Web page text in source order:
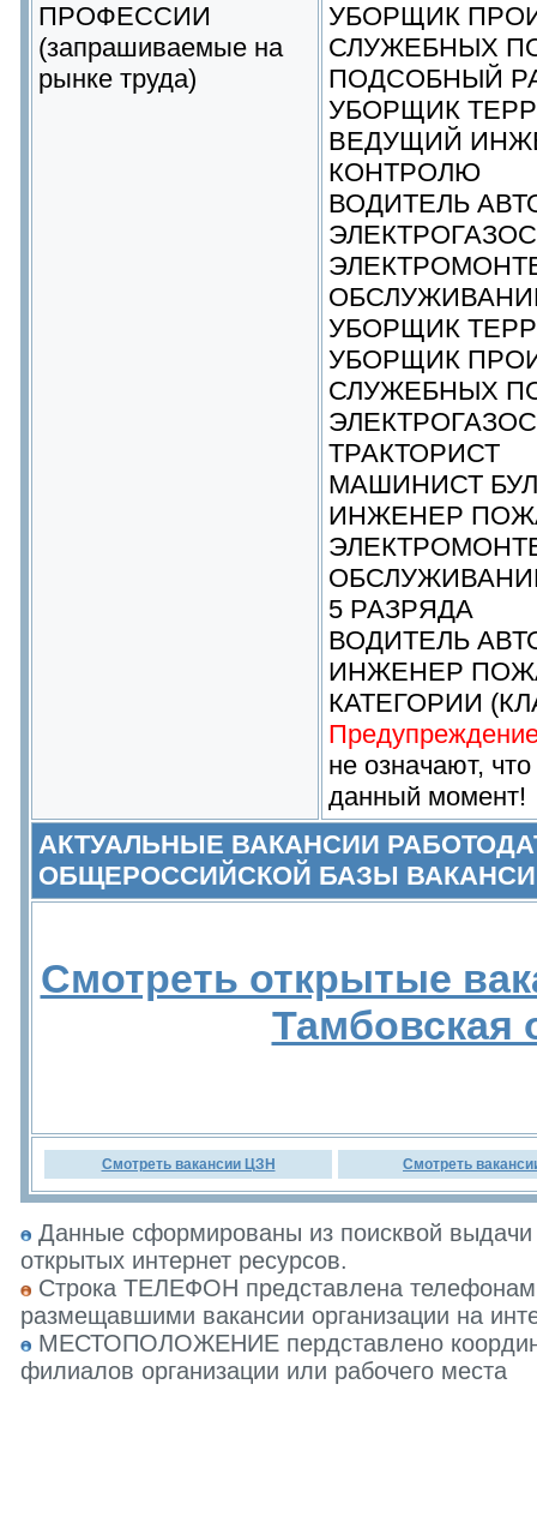
ПРОФЕССИИ
(запрашиваемые на
рынке труда)
УБОРЩИК
СЛУЖЕБНЫХ
ПОДСОБНЫЙ
УБОРЩИК
ВЕДУЩИЙ
КОНТРОЛЮ
ВОДИТЕЛЬ
УБОРЩИК
УБОРЩИК
СЛУЖЕБНЫХ
ТРАКТОРИСТ
МАШИНИСТ
ИНЖЕНЕР
5 РАЗРЯДА
ВОДИТЕЛЬ
ИНЖЕНЕР
КАТЕГОРИИ
не означают,
данный момент!
АКТУАЛЬНЫЕ ВАКАНСИИ
ОБЩЕРОССИЙСКОЙ БАЗЫ
Смотреть открытые
Тамбовская
Смотреть вакансии ЦЗН Смотреть
Данные сформированы из поисквой
открытых интернет ресурсов.
Строка ТЕЛЕФОН представлена
размещавшими вакансии организации на
МЕСТОПОЛОЖЕНИЕ пердставлено
филиалов организации или рабочего места